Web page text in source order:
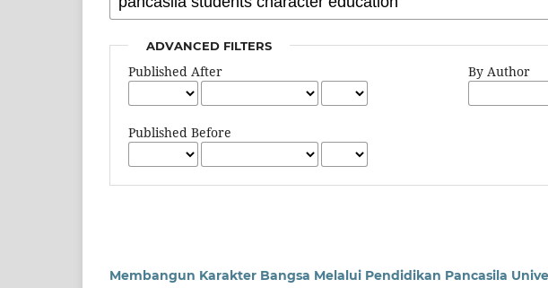
ADVANCED FILTERS
Published After
Published Before
By Author
Membangun Karakter Bangsa Melalui Pendidikan Pancasila